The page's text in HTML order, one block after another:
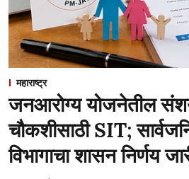
महाराष्ट्र
जनआरोग्य योजनेतील
चौकशीसाठी SIT;
विभागाचा शासन निर्णय